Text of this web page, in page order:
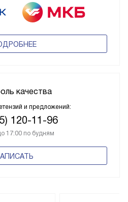
качества
и предложений:
120-11-96
17:00 по будням